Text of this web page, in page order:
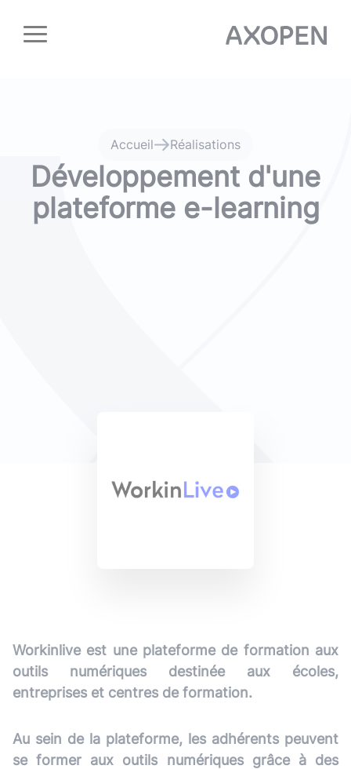
Accueil Réalisations
Développement d'une
plateforme e-learning
Workinlive est une plateforme de formation aux
outils numériques destinée aux écoles,
entreprises et centres de formation.
Au sein de la plateforme, les adhérents peuvent
se former aux outils numériques grâce à des